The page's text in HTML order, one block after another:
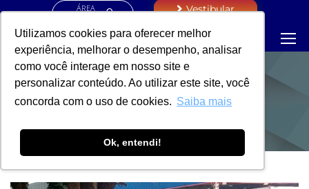
Utilizamos cookies para oferecer melhor
experiência, melhorar o desempenho, analisar
como você interage em nosso site e
personalizar conteúdo. Ao utilizar este site, você
concorda com o uso de cookies. Saiba mais
Ok, entendi!
ÁREA
Vestibular
NOTÍCIAS